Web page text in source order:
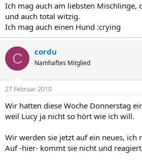
Ich mag auch am liebsten Mischlinge,
und auch total witzig.
Ich mag auch einen Hund :crying
C cordu
Namhaftes Mitglied
27 Februar 2010
Wir hatten diese Woche Donnerstag
weil Lucy ja nicht so hört wie ich will.
Wir werden sie jetzt auf ein neues, ich
Auf -hier- kommt sie nicht und